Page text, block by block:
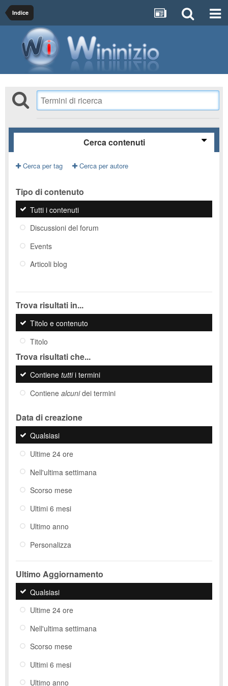
Indice
Cerca contenuti
Cerca per tag Cerca per autore
Tipo di contenuto
Tutti i contenuti
Discussioni del forum
Events
Articoli blog
Trova risultati in...
Titolo e contenuto
Titolo
Trova risultati che...
Contiene tuttii termini
Contiene alcunidei termini
Data di creazione
Qualsiasi
Ultime 24 ore
Nell'ultima settimana
Scorso mese
Ultimi 6 mesi
Ultimo anno
Personalizza
Ultimo Aggiornamento
Qualsiasi
Ultime 24 ore
Nell'ultima settimana
Scorso mese
Ultimi 6 mesi
Ultimo anno